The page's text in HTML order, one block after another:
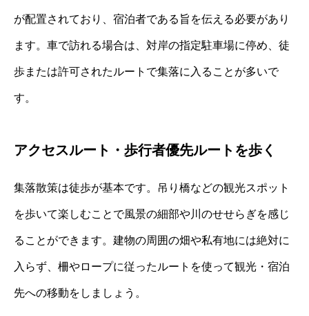
が配置されており、宿泊者である旨を伝える必要があり
ます。車で訪れる場合は、対岸の指定駐車場に停め、徒
歩または許可されたルートで集落に入ることが多いで
す。
アクセスルート・歩行者優先ルートを歩く
集落散策は徒歩が基本です。吊り橋などの観光スポット
を歩いて楽しむことで風景の細部や川のせせらぎを感じ
ることができます。建物の周囲の畑や私有地には絶対に
入らず、柵やロープに従ったルートを使って観光・宿泊
先への移動をしましょう。